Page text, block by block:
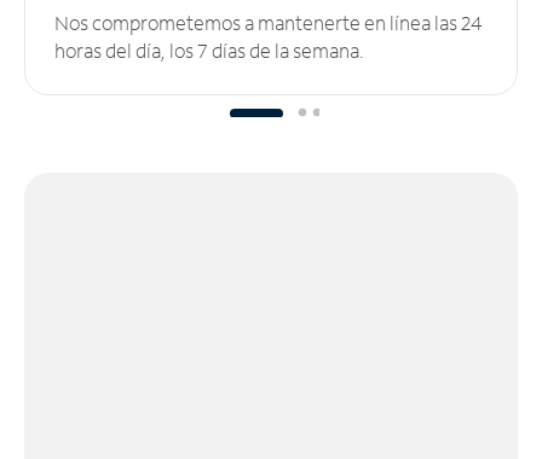
Nos comprometemos a mantenerte en línea las 24
horas del día, los 7 días de la semana.